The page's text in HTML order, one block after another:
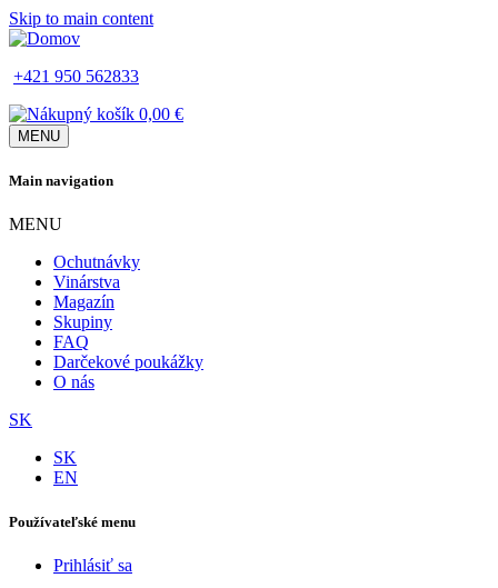
Skip to main content
+421 950 562833
0,00 €
MENU
Main navigation
MENU
Ochutnávky
Vinárstva
Magazín
Skupiny
FAQ
Darčekové poukážky
O nás
SK
SK
EN
Používateľské menu
Prihlásiť sa